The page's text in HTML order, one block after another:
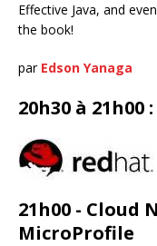
Effective Java, and
the book!
par Edson Yanaga
20h30 à 21h00
21h00 - Cloud
MicroProfile